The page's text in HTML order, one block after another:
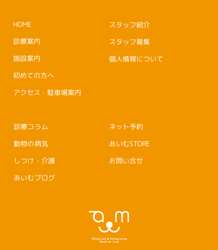
HOME
診療案内
施設案内
初めての方へ
アクセス・駐車場案内
スタッフ紹介
スタッフ募集
個人情報について
診療コラム
動物の病気
しつけ・介護
あいむブログ
ネット予約
あいむSTORE
お問い合せ